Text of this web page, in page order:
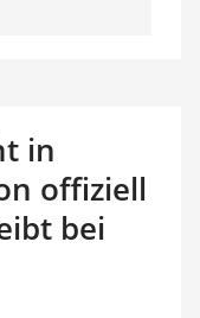
in
offiziell
bei